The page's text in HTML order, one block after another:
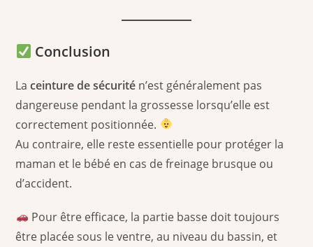
Conclusion
Laceinture de sécurité n’est généralement pas
dangereuse pendant la grossesse lorsqu’elle est
correctement positionnée.
Au contraire, elle reste essentielle pour protéger la
maman et le bébé en cas de freinage brusque ou
d’accident.
Pour être efficace, la partie basse doit toujours
être placée sous le ventre, au niveau du bassin, et